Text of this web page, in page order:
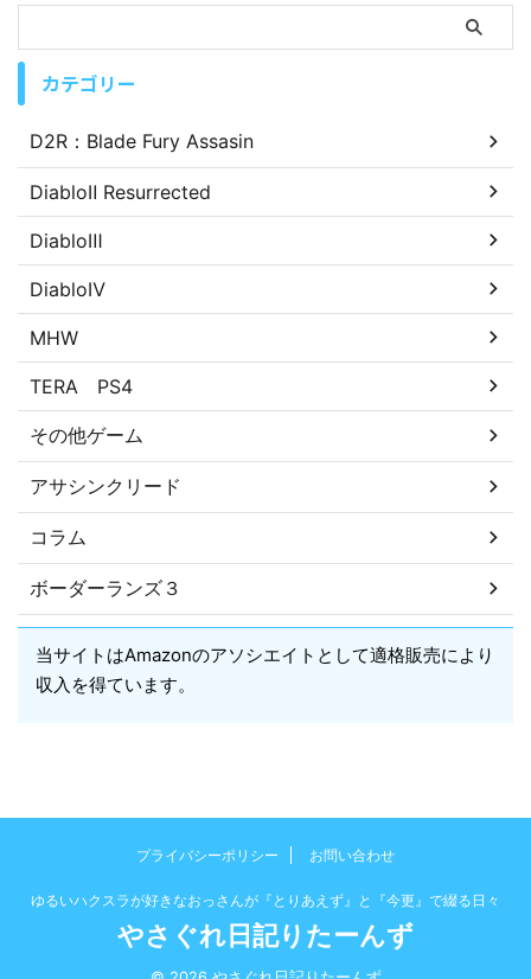
カテゴリー
D2R：Blade Fury Assasin
DiabloⅡ Resurrected
DiabloⅢ
DiabloⅣ
MHW
TERA PS4
その他ゲーム
アサシンクリード
コラム
ボーダーランズ３
当サイトはAmazonのアソシエイトとして適格販売により
収入を得ています。
プライバシーポリシー お問い合わせ
ゆるいハクスラが好きなおっさんが『とりあえず』と『今更』で綴る日々
やさぐれ日記りたーんず